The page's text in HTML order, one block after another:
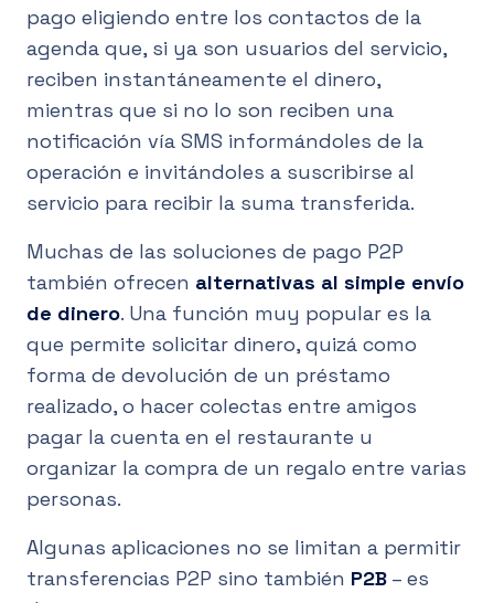
pago eligiendo entre los contactos de la
agenda que, si ya son usuarios del servicio,
reciben instantáneamente el dinero,
mientras que si no lo son reciben una
notificación vía SMS informándoles de la
operación e invitándoles a suscribirse al
servicio para recibir la suma transferida.
Muchas de las soluciones de pago P2P
también ofrecen alternativas al simple envío
de dinero. Una función muy popular es la
que permite solicitar dinero, quizá como
forma de devolución de un préstamo
realizado, o hacer colectas entre amigos
pagar la cuenta en el restaurante u
organizar la compra de un regalo entre varias
personas.
Algunas aplicaciones no se limitan a permitir
transferencias P2P sino también P2B – es